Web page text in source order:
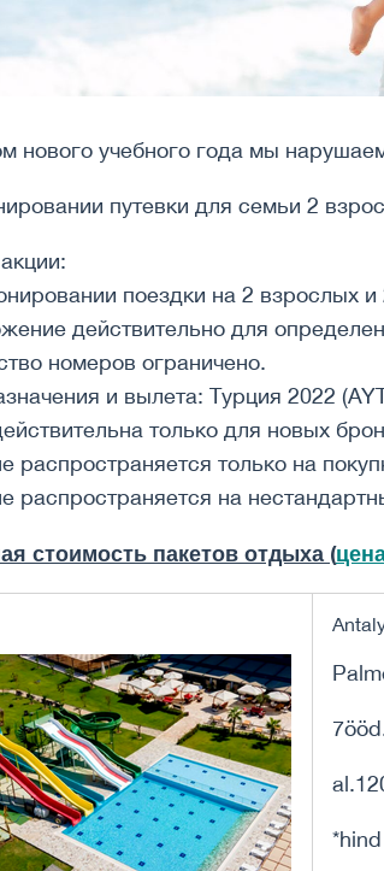
нового учебного года мы
путевки для семьи 2
поездки на 2 взрослых
действительно для
номеров ограничено.
и вылета: Турция 2022
только для новых
распространяется только на
распространяется на
стоимость пакетов отдыха (